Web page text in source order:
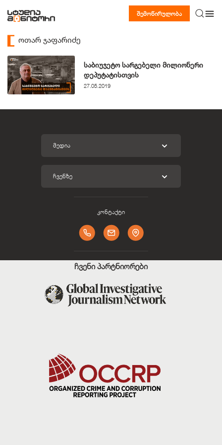
შემოწირულობა
ოთარ ჯაფარიძე
საბიუჯეტო სარგებელი მილიონერი
დეპუტატისთვის
27.05.2019
ᲛᲔᲓᲘᲐ
ᲩᲕᲔᲜᲖᲔ
კონტაქტი
ჩვენი პარტნიორები